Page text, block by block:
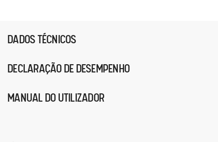
DADOS TÉCNICOS
DECLARAÇÃO DE DESEMPENHO
MANUAL DO UTILIZADOR